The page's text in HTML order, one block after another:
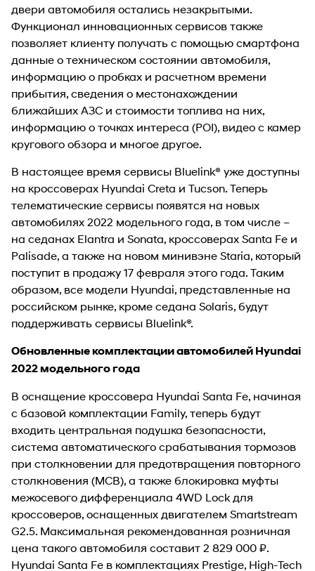
двери автомобиля остались незакрытыми.
Функционал инновационных сервисов также
позволяет клиенту получать с помощью смартфона
данные о техническом состоянии автомобиля,
информацию о пробках и расчетном времени
прибытия, сведения о местонахождении
ближайших АЗС и стоимости топлива на них,
информацию о точках интереса (POI), видео с камер
кругового обзора и многое другое.
В настоящее время сервисы Bluelink® уже доступны
на кроссоверах Hyundai Creta и Tucson. Теперь
телематические сервисы появятся на новых
автомобилях 2022 модельного года, в том числе –
на седанах Elantra и Sonata, кроссоверах Santa Fe и
Palisade, а также на новом минивэне Staria, который
поступит в продажу 17 февраля этого года. Таким
образом, все модели Hyundai, представленные на
российском рынке, кроме седана Solaris, будут
поддерживать сервисы Bluelink®.
Обновленные комплектации автомобилей Hyundai
2022 модельного года
В оснащение кроссовера Hyundai Santa Fe, начиная
с базовой комплектации Family, теперь будут
входить центральная подушка безопасности,
система автоматического срабатывания тормозов
при столкновении для предотвращения повторного
столкновения (MCB), а также блокировка муфты
межосевого дифференциала 4WD Lock для
кроссоверов, оснащенных двигателем Smartstream
G2.5. Максимальная рекомендованная розничная
цена такого автомобиля составит 2 829 000 ₽.
Hyundai Santa Fe в комплектациях Prestige, High-Tech